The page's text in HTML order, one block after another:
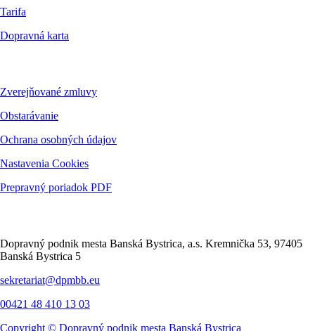
Tarifa
Dopravná karta
Zverejňované zmluvy
Obstarávanie
Ochrana osobných údajov
Nastavenia Cookies
Prepravný poriadok PDF
Dopravný podnik mesta Banská Bystrica, a.s. Kremnička 53, 97405
Banská Bystrica 5
sekretariat@dpmbb.eu
00421 48 410 13 03
Copyright © Dopravný podnik mesta Banská Bystrica